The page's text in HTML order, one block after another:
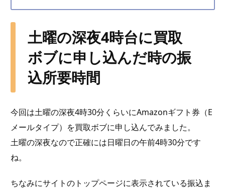
土曜の深夜4時台に買取
ボブに申し込んだ時の振
込所要時間
今回は土曜の深夜4時30分くらいにAmazonギフト券（E
メールタイプ）を買取ボブに申し込んでみました。
土曜の深夜なので正確には日曜日の午前4時30分です
ね。
ちなみにサイトのトップページに表示されている振込ま